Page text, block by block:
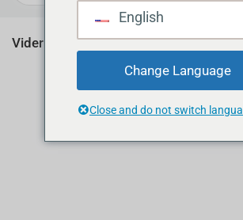
Vider le cache du navigateur
English
Change Language
Close and do not switch